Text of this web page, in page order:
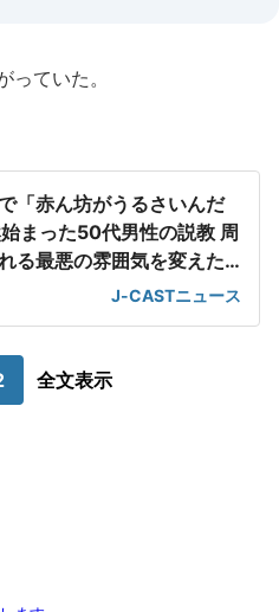
っていた。
「赤ん坊がうるさいんだ
まった50代男性の説教 周
る最悪の雰囲気を変えた
「一喝」J-CASTニュース
全文表示